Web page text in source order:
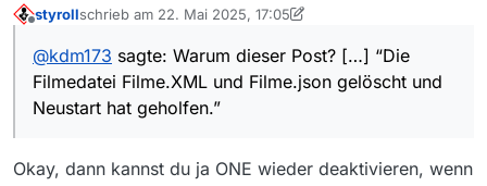
@kdm173sagte: One aktivieren war keine
Lösung. Danach fehlten die Filme noch
immer.
genügt das nicht. Indiesem Postingist inklusive
Warum dieser Post? Ich hatte doch im Satz davor die
Neustart hat geholfen.”
styrollschrieb am 22. Mai 2025, 17:05
zuletzt editiert von styroll
@kdm173 sagte: Warum dieser Post? […] “Die
Filmedatei Filme.XML und Filme.json gelöscht und
Neustart hat geholfen.”
Okay, dann kannst du ja ONE wieder deaktivieren, wenn